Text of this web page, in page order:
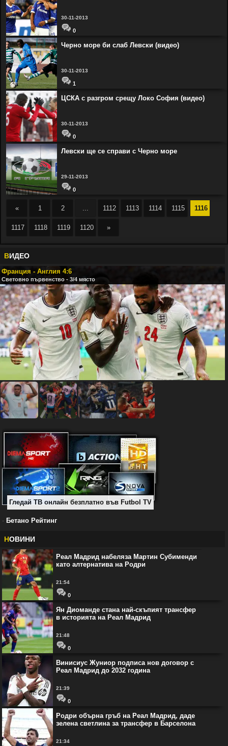
30-11-2013
0
Черно море би слаб Левски (видео)
30-11-2013
1
ЦСКА с разгром срещу Локо София (видео)
30-11-2013
0
Левски ще се справи с Черно море
29-11-2013
0
« 1 2 ... 1112 1113 1114 1115 1116
1117 1118 1119 1120 »
ВИДЕО
Франция - Англия 4:6
Световно първенство - 3/4 място
Гледай ТВ онлайн безплатно във Futbol TV
- Бетано Рейтинг
НОВИНИ
Реал Мадрид набеляза Мартин Субименди
като алтернатива на Родри
21:54
0
Ян Диоманде стана най-скъпият трансфер
в историята на Реал Мадрид
21:48
0
Винисиус Жуниор подписа нов договор с
Реал Мадрид до 2032 година
21:39
0
Родри обърна гръб на Реал Мадрид, даде
зелена светлина за трансфер в Барселона
21:34